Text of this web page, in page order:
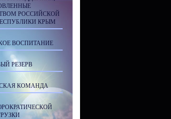
РОССИЙСКОЙ
КРЫМ
ВОСПИТАНИЕ
РЕЗЕРВ
КОМАНДА